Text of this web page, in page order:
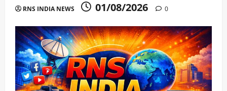
RNS INDIA NEWS 01/08/2026 0